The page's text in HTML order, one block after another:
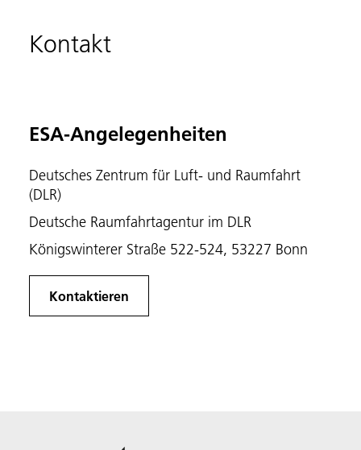
Kontakt
ESA-Angelegenheiten
Deutsches Zentrum für Luft- und Raumfahrt
(DLR)
Deutsche Raumfahrtagentur im DLR
Königswinterer Straße 522-524, 53227 Bonn
Kontaktieren